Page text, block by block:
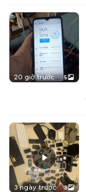
20 giờ trước 5
3 ngày trước 3